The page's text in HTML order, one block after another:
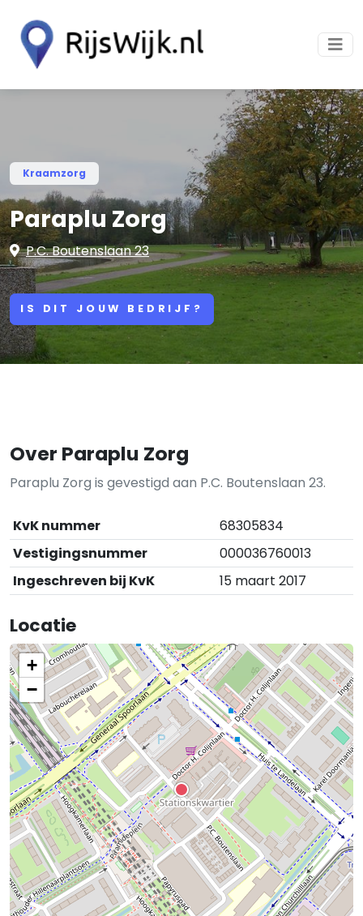
Kraamzorg
Paraplu Zorg
P.C. Boutenslaan 23
IS DIT JOUW BEDRIJF?
Over Paraplu Zorg
Paraplu Zorg is gevestigd aan P.C. Boutenslaan 23.
KvK nummer
68305834
Vestigingsnummer
000036760013
Ingeschreven bij KvK
15 maart 2017
Locatie
+
−